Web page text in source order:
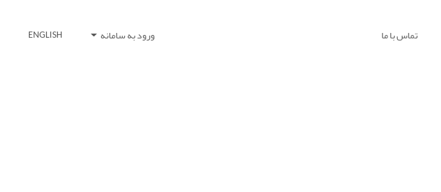
تماس با ما ورود به سامانه ENGLISH